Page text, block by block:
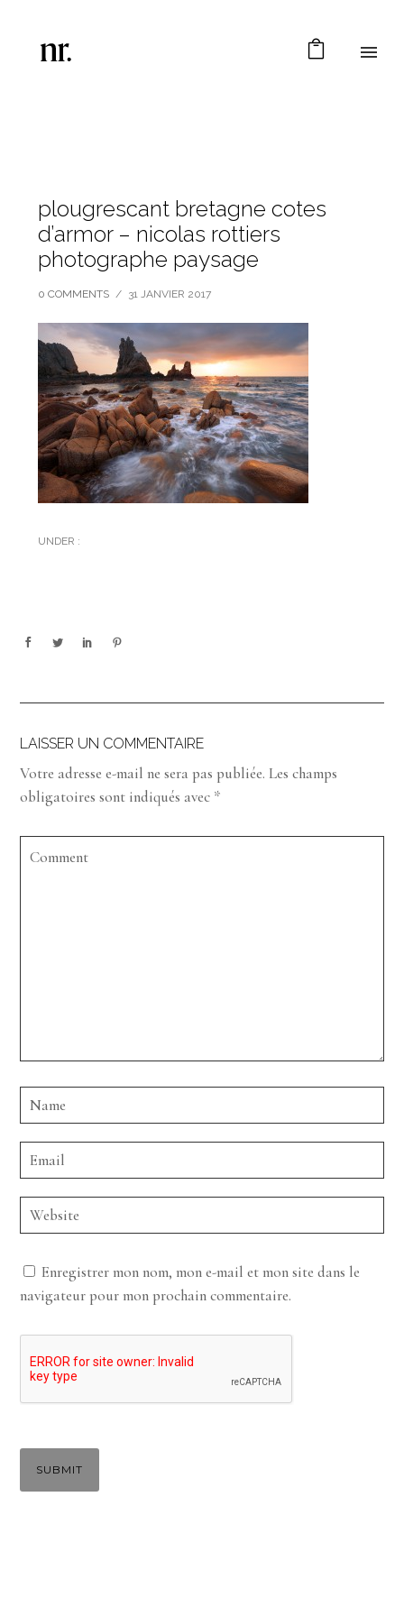
plougrescant bretagne cotes
d’armor – nicolas rottiers
photographe paysage
0 COMMENTS / 31 JANVIER 2017
UNDER :
LAISSER UN COMMENTAIRE
Votre adresse e-mail ne sera pas publiée. Les champs
obligatoires sont indiqués avec *
Enregistrer mon nom, mon e-mail et mon site dans le
navigateur pour mon prochain commentaire.